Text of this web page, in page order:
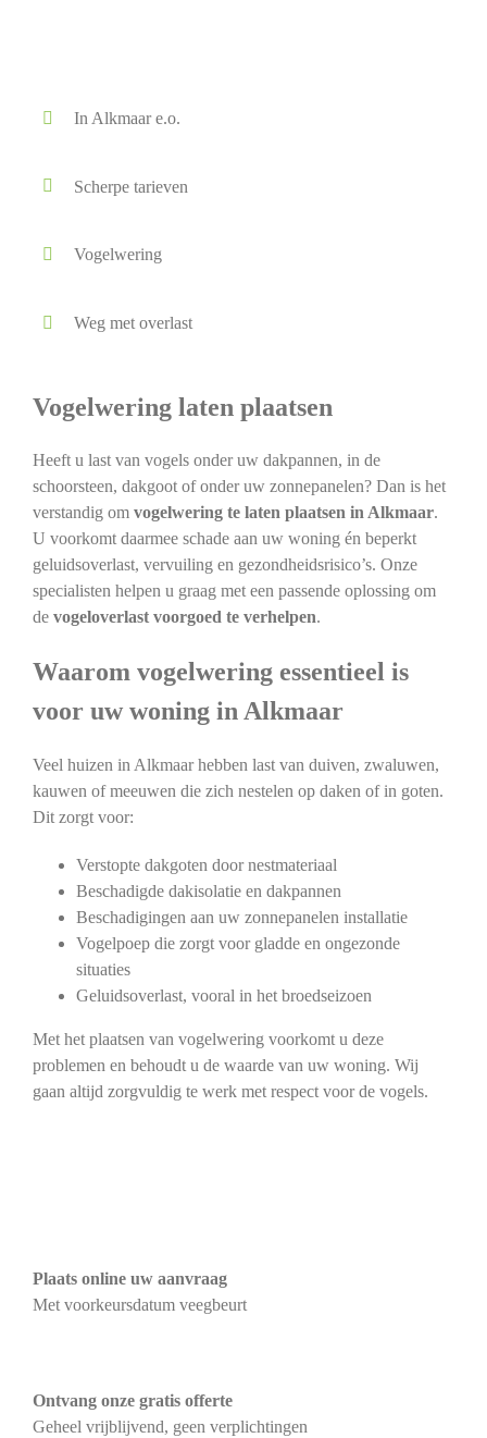
In Alkmaar e.o.
Scherpe tarieven
Vogelwering
Weg met overlast
Vogelwering laten plaatsen
Heeft u last van vogels onder uw dakpannen, in de
schoorsteen, dakgoot of onder uw zonnepanelen? Dan is het
verstandig om vogelwering te laten plaatsen in Alkmaar.
U voorkomt daarmee schade aan uw woning én beperkt
geluidsoverlast, vervuiling en gezondheidsrisico’s. Onze
specialisten helpen u graag met een passende oplossing om
de vogeloverlast voorgoed te verhelpen.
Waarom vogelwering essentieel is
voor uw woning in Alkmaar
Veel huizen in Alkmaar hebben last van duiven, zwaluwen,
kauwen of meeuwen die zich nestelen op daken of in goten.
Dit zorgt voor:
Verstopte dakgoten door nestmateriaal
Beschadigde dakisolatie en dakpannen
Beschadigingen aan uw zonnepanelen installatie
Vogelpoep die zorgt voor gladde en ongezonde
situaties
Geluidsoverlast, vooral in het broedseizoen
Met het plaatsen van vogelwering voorkomt u deze
problemen en behoudt u de waarde van uw woning. Wij
gaan altijd zorgvuldig te werk met respect voor de vogels.
Plaats online uw aanvraag
Met voorkeursdatum veegbeurt
Ontvang onze gratis offerte
Geheel vrijblijvend, geen verplichtingen